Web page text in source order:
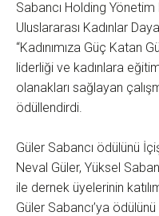
Sabancı Holding Yönetim
Uluslararası Kadınlar
“Kadınımıza Güç Katan
liderliği ve kadınlara
olanakları sağlayan
ödüllendirdi.
Güler Sabancı ödülünü
Neval Güler, Yüksel
ile dernek üyelerinin
Güler Sabancı’ya